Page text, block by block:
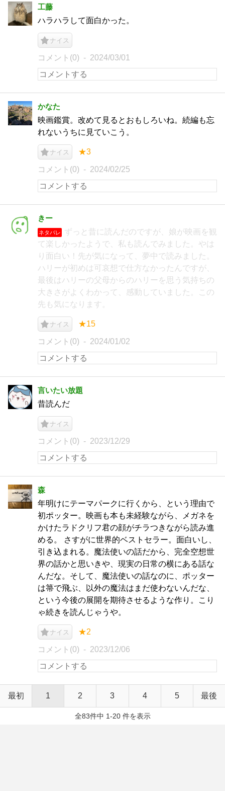
工藤
ハラハラして面白かった。
ナイス
コメント(0) 2024/03/01
かなた
映画鑑賞。改めて見るとおもしろいね。続編も忘
れないうちに見ていこう。
ナイス ★3
コメント(0) 2024/02/25
きー
ネタバレ
ずっと昔に読んだのですが、娘が映画を観
て楽しかったようで、私も読んでみました。やは
り面白い！先が気になって、夢中で読みました。
ハリーが初めは可哀想で仕方なかったんですが、
最後はハリーの父母からのハリーを思う気持ちの
大きさがよくわかって、感動していました。この
先も気になります。
ナイス ★15
コメント(0) 2024/01/02
言いたい放題
昔読んだ
ナイス
コメント(0) 2023/12/29
森
年明けにテーマパークに行くから、という理由で
初ポッター。映画も本も未経験ながら、メガネを
かけたラドクリフ君の顔がチラつきながら読み進
める。 さすがに世界的ベストセラー。面白いし、
引き込まれる。魔法使いの話だから、完全空想世
界の話かと思いきや、現実の日常の横にある話な
んだな。そして、魔法使いの話なのに、ポッター
は箒で飛ぶ、以外の魔法はまだ使わないんだな、
という今後の展開を期待させるような作り。こり
ゃ続きを読んじゃうや。
ナイス ★2
コメント(0) 2023/12/06
最初 1 2 3 4 5 最後
全83件中 1-20 件を表示